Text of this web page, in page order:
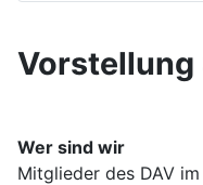
Vorstellung
Wer sind wir
Mitglieder des DAV